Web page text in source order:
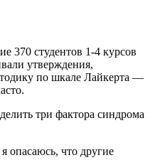
370 студентов 1-4 курсов
утверждения,
по шкале Лайкерта —
три фактора синдрома
опасаюсь, что другие